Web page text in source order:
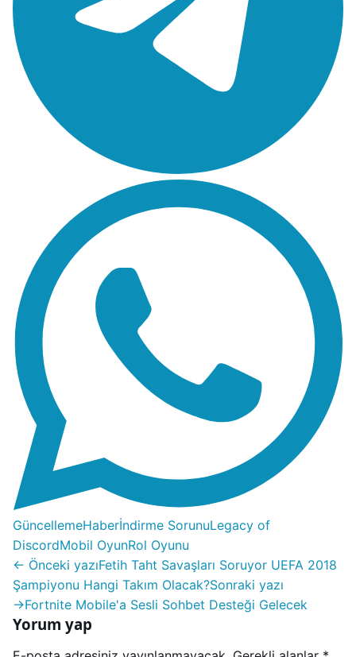
GüncellemeHaberİndirme SorunuLegacy of
DiscordMobil OyunRol Oyunu
← Önceki yazıFetih Taht Savaşları Soruyor UEFA 2018
Şampiyonu Hangi Takım Olacak?Sonraki yazı
→Fortnite Mobile'a Sesli Sohbet Desteği Gelecek
Yorum yap